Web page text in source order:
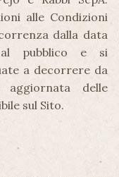
alle Condizioni
dalla data
pubblico e si
a decorrere da
aggiornata delle
sul Sito.